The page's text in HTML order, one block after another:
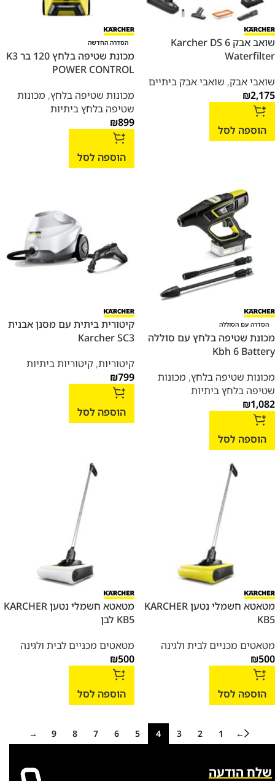
שואב אבק Karcher DS 6
Waterfilter
שואבי אבק, שואבי אבק ביתיים
₪2,175
הוספה לסל
הסדרה החדשה
מכונת שטיפה בלחץ 120 בר K3
POWER CONTROL
מכונות שטיפה בלחץ, מכונות
שטיפה בלחץ ביתיות
₪899
הוספה לסל
הסדרה עם הסוללה
מכונת שטיפה בלחץ עם סוללה
Kbh 6 Battery
מכונות שטיפה בלחץ, מכונות
שטיפה בלחץ ביתיות
₪1,082
הוספה לסל
קיטורית ביתית עם מסנן אבנית
Karcher SC3
קיטוריות, קיטוריות ביתיות
₪799
הוספה לסל
מטאטא חשמלי נטען KARCHER
KB5
מטאטים מכניים לבית ולגינה
₪500
הוספה לסל
מטאטא חשמלי נטען KARCHER
KB5 לבן
מטאטים מכניים לבית ולגינה
₪500
הוספה לסל
←
1
2
3
4
5
6
7
8
9
→
שלח הודעה